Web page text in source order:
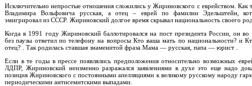
Исключительно непростые отношения сложились у Жириновского с еврейством. Как
Владимира Вольфовича русская, а отец – еврей по фамилии Эдельштейн,
эмигрировал из СССР. Жириновский долгое время скрывал национальность своего
Когда в 1991 году Жириновский баллотировался на пост президента России, он
без паузы ответил по телефону на вопросы Кто ваша мать по национальности? и
отец? . Так родилась ставшая знаменитой фраза Мама — русская, папа — юрист .
Если в те годы в прессе появлялись предположения относительно возможных
ЛДПР, Жириновский неизменно разражался заявлениями в духе это еще надо
позиция Жириновского с постоянными апелляциями к великому русскому народу
периодическими антисемитскими выпадами.